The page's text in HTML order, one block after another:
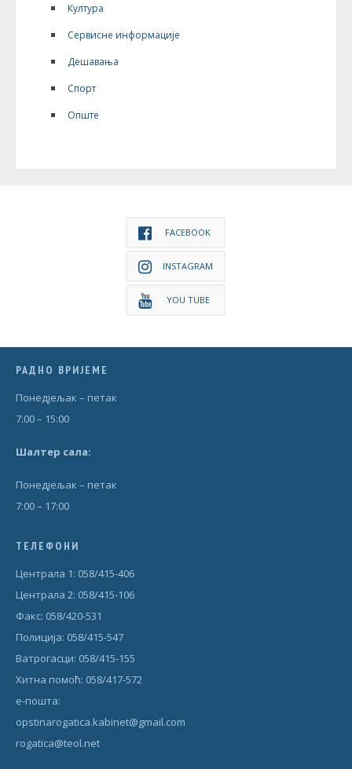
Култура
Сервисне информације
Дешавања
Спорт
Опште
FACEBOOK
INSTAGRAM
YOU TUBE
РАДНО ВРИЈЕМЕ
Понедjељак – петак
7:00 – 15:00
Шалтер сала:
Понедjељак – петак
7:00 – 17:00
ТЕЛЕФОНИ
Централа 1: 058/415-406
Централа 2: 058/415-106
Факс: 058/420-531
Полиција: 058/415-547
Ватрогасци: 058/415-155
Хитна помоћ: 058/417-572
е-пошта:
opstinarogatica.kabinet@gmail.com
rogatica@teol.net